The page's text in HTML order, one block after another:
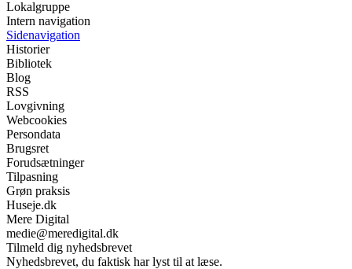
Lokalgruppe
Intern navigation
Sidenavigation
Historier
Bibliotek
Blog
RSS
Lovgivning
Webcookies
Persondata
Brugsret
Forudsætninger
Tilpasning
Grøn praksis
Huseje.dk
Mere Digital
medie@meredigital.dk
Tilmeld dig nyhedsbrevet
Nyhedsbrevet, du faktisk har lyst til at læse.